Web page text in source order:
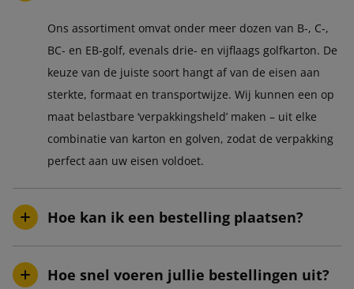
Ons assortiment omvat onder meer dozen van B-, C-,
BC- en EB-golf, evenals drie- en vijflaags golfkarton. De
keuze van de juiste soort hangt af van de eisen aan
sterkte, formaat en transportwijze. Wij kunnen een op
maat belastbare ‘verpakkingsheld’ maken – uit elke
combinatie van karton en golven, zodat de verpakking
perfect aan uw eisen voldoet.
Hoe kan ik een bestelling plaatsen?
Hoe snel voeren jullie bestellingen uit?